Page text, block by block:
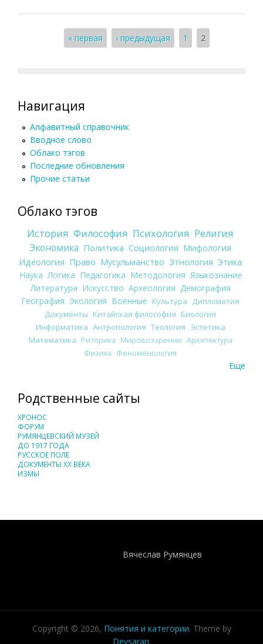
Страницы« первая ‹ предыдущая 1 2
Навигация
Алфавитный справочник
Вводное слово
Облако тэгов
Последние обновления
Прочие статьи
Облако тэгов
История Философия Психология Религия
Экономика Политика Социология Мифология
Идеология Право Мусульманство Этнология Этика
Наука Логика Педагогика Методология Языкознание
Литература Искусство Археология Демография
География Экология Военные Культура
Дипломатия
Документы Китайская философия Биология
Информатика Антропология Теология Эстетика
Математика Риторика Мировоззрение Архитектура
Физика Феноменология
Еще
Родственные сайты
ХРОНОС
ФОРУМ
РУМЯНЦЕВСКИЙ МУЗЕЙ
ДО 1917 ГОДА
РУССКОЕ ПОЛЕ
ДОКУМЕНТЫ XX ВЕКА
ИЗМЫ
Вячеслав Румянцев
Copyright © 2026, Понятия и категории. Theme by
Devsaran.